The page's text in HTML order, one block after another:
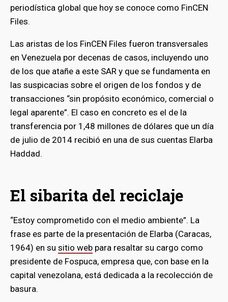
periodística global que hoy se conoce como FinCEN
Files.
Las aristas de los FinCEN Files fueron transversales
en Venezuela por decenas de casos, incluyendo uno
de los que atañe a este SAR y que se fundamenta en
las suspicacias sobre el origen de los fondos y de
transacciones “sin propósito económico, comercial o
legal aparente”. El caso en concreto es el de la
transferencia por 1,48 millones de dólares que un día
de julio de 2014 recibió en una de sus cuentas Elarba
Haddad.
El sibarita del reciclaje
“Estoy comprometido con el medio ambiente”. La
frase es parte de la presentación de Elarba (Caracas,
1964) en su sitio web para resaltar su cargo como
presidente de Fospuca, empresa que, con base en la
capital venezolana, está dedicada a la recolección de
basura.